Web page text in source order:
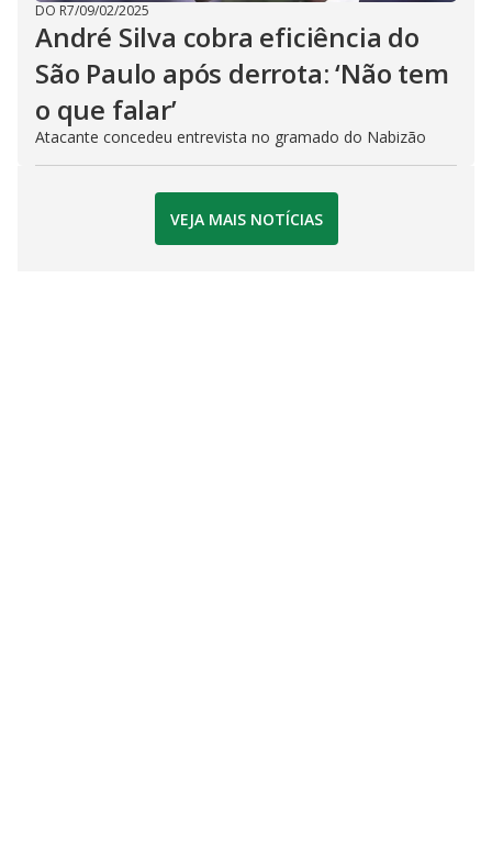
DO R7/09/02/2025
André Silva cobra eficiência do
São Paulo após derrota: ‘Não tem
o que falar’
Atacante concedeu entrevista no gramado do Nabizão
VEJA MAIS NOTÍCIAS